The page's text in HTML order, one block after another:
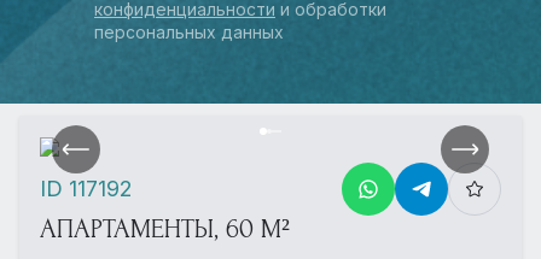
конфиденциальности и обработки
персональных данных
АПАРТАМЕНТЫ, 60 М²
ID 117192